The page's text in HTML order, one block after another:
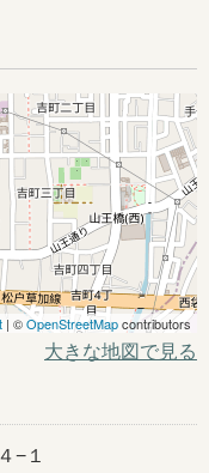
| ©OpenStreetMapcontributors
大きな地図で見る
−１